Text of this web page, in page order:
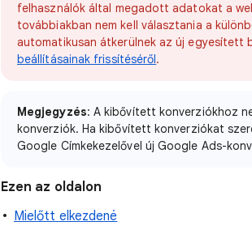
felhasználók által megadott adatokat a
továbbiakban nem kell választania a
automatikusan átkerülnek az új
beállításainak frissítéséről.
Megjegyzés: A kibővített konverziókhoz
konverziók. Ha kibővített konverziókat
Google Címkekezelővel új Google Ads-
Ezen az oldalon
Mielőtt elkezdené